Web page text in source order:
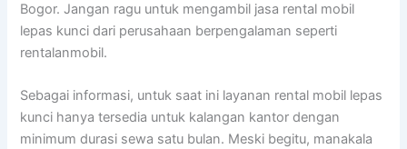
Bogor. Jangan ragu untuk mengambil jasa rental mobil
lepas kunci dari perusahaan berpengalaman seperti
rentalanmobil.
Sebagai informasi, untuk saat ini layanan rental mobil lepas
kunci hanya tersedia untuk kalangan kantor dengan
minimum durasi sewa satu bulan. Meski begitu, manakala